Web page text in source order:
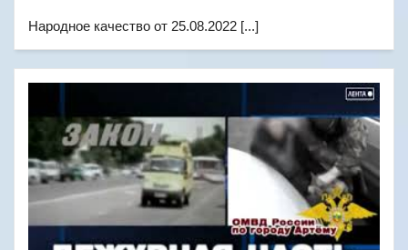
Народное качество от 25.08.2022 [...]